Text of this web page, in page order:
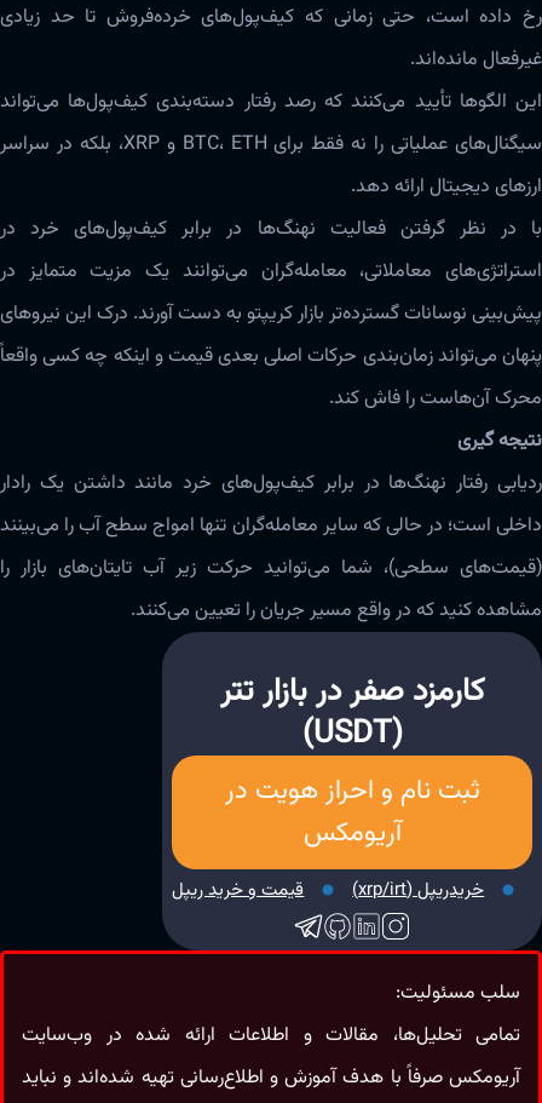
رخ داده است، حتی زمانی که کیف‌پول‌های خرده‌فروش تا حد زیادی
غیرفعال مانده‌اند.
این الگوها تأیید می‌کنند که رصد رفتار دسته‌بندی کیف‌پول‌ها می‌تواند
سیگنال‌های عملیاتی را نه فقط برای BTC، ETH و XRP، بلکه در سراسر
ارزهای دیجیتال ارائه دهد.
با در نظر گرفتن فعالیت نهنگ‌ها در برابر کیف‌پول‌های خرد در
استراتژی‌های معاملاتی، معامله‌گران می‌توانند یک مزیت متمایز در
پیش‌بینی نوسانات گسترده‌تر بازار کریپتو به دست آورند. درک این نیروهای
پنهان می‌تواند زمان‌بندی حرکات اصلی بعدی قیمت و اینکه چه کسی واقعاً
محرک آن‌هاست را فاش کند.
نتیجه گیری
ردیابی رفتار نهنگ‌ها در برابر کیف‌پول‌های خرد مانند داشتن یک رادار
داخلی است؛ در حالی که سایر معامله‌گران تنها امواج سطح آب را می‌بینند
(قیمت‌های سطحی)، شما می‌توانید حرکت زیر آب تایتان‌های بازار را
مشاهده کنید که در واقع مسیر جریان را تعیین می‌کنند.
کارمزد صفر در بازار تتر
(USDT)
ثبت نام و احراز هویت در
آریومکس
خریدریپل (xrp/irt) قیمت و خرید ریپل
سلب مسئولیت:
تمامی تحلیل‌ها، مقالات و اطلاعات ارائه شده در وب‌سایت
آریومکس صرفاً با هدف آموزش و اطلاع‌رسانی تهیه شده‌اند و نباید